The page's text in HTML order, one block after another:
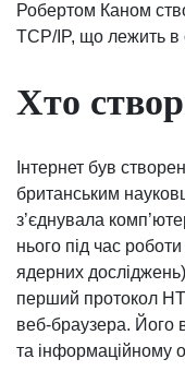
Робертом Каном
TCP/IP, що лежить в
Хто
Інтернет був
британським
з’єднувала
нього під час
ядерних
перший протокол
веб-браузера. Його
та інформаційному